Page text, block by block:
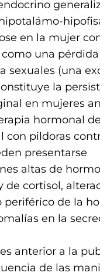
en la mujer
una
sexuales (una
la
en mujeres
hormonal
con pildoras
presentarse
altas de
de cortisol,
de la
en la
anterior a la
de las